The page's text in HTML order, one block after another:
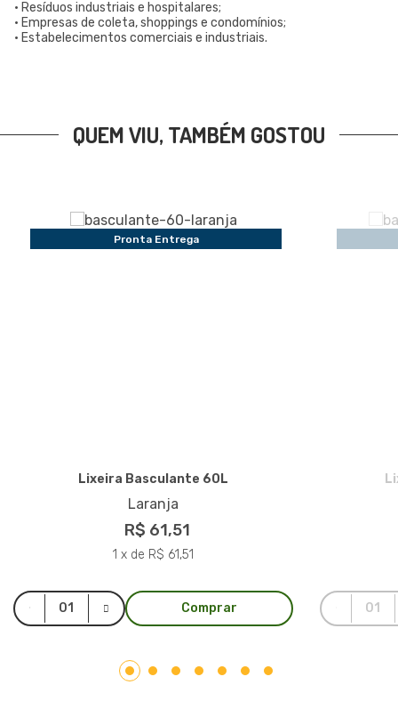
• Resíduos industriais e hospitalares;
• Empresas de coleta, shoppings e condomínios;
• Estabelecimentos comerciais e industriais.
QUEM VIU, TAMBÉM GOSTOU
Pronta Entrega
Lixeira Basculante 60L
Laranja
R$ 61,51
1 x de R$ 61,51
Comprar